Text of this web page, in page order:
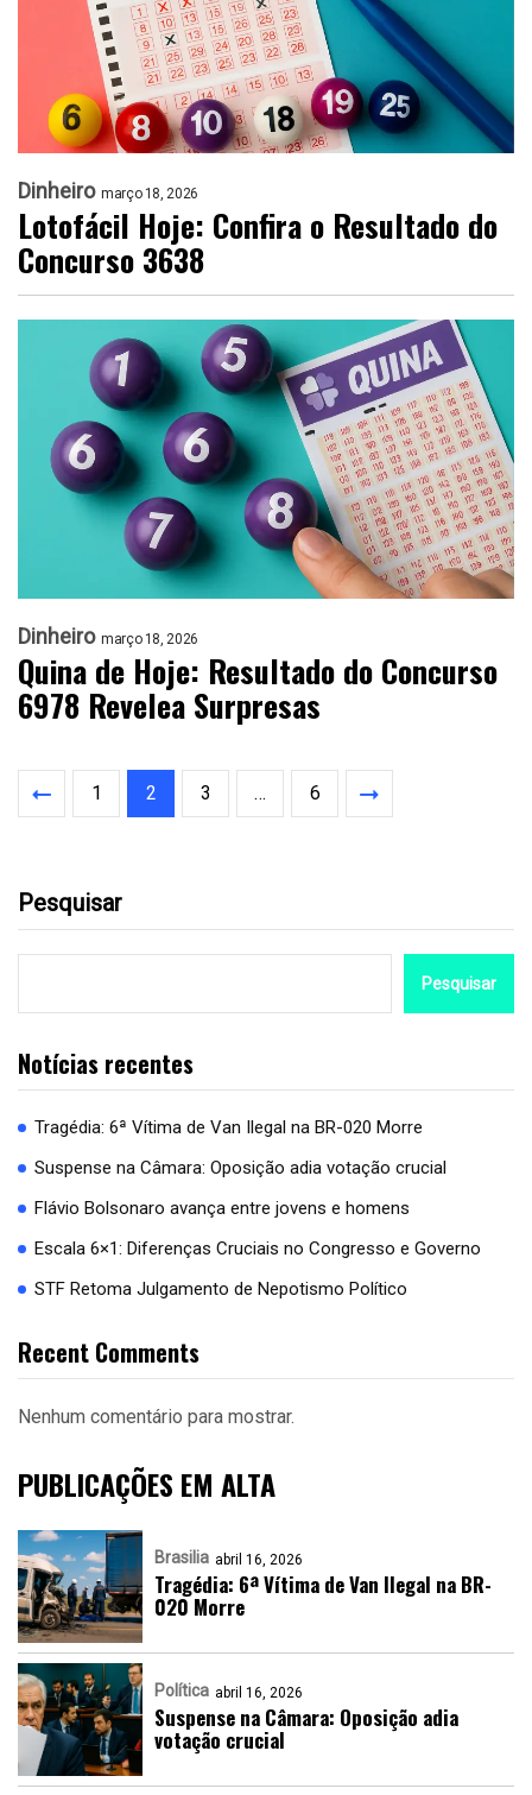
Dinheiro março 18, 2026
Lotofácil Hoje: Confira o Resultado do
Concurso 3638
Dinheiro março 18, 2026
Quina de Hoje: Resultado do Concurso
6978 Revelea Surpresas
1 2 3 … 6
Pesquisar
Pesquisar
Notícias recentes
Tragédia: 6ª Vítima de Van Ilegal na BR-020 Morre
Suspense na Câmara: Oposição adia votação crucial
Flávio Bolsonaro avança entre jovens e homens
Escala 6×1: Diferenças Cruciais no Congresso e Governo
STF Retoma Julgamento de Nepotismo Político
Recent Comments
Nenhum comentário para mostrar.
PUBLICAÇÕES EM ALTA
Brasilia abril 16, 2026
Tragédia: 6ª Vítima de Van Ilegal na BR-
020 Morre
Política abril 16, 2026
Suspense na Câmara: Oposição adia
votação crucial